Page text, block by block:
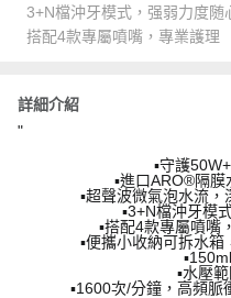
3+N檔沖牙模式，强弱力度随
搭配4款專屬噴嘴，專業護理
詳細介紹
"
▪守護
▪進口ARO®隔
▪超聲波微氣泡水流
▪3+N檔沖牙模
▪搭配4款專屬噴嘴
▪便攜小收納可拆水
▪水壓
▪1600次/分鐘，高頻脈